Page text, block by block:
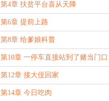
第4章 扶贫平台喜从天降
第6章 提前上路
第8章 给爹娘科普
第10章 一停车直接站到了赌当门口
第12章 接大侄回家
第14章 今日吃肉